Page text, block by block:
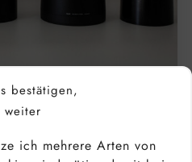
bestätigen,
weiter
ich mehrere Arten von
OBJEKTIVE